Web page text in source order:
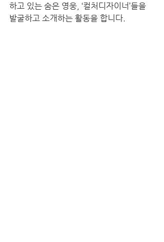
하고 있는 숨은 영웅, ‘컬처디자이너’들을
발굴하고 소개하는 활동을 합니다.